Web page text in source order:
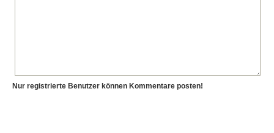
Nur registrierte Benutzer können Kommentare posten!